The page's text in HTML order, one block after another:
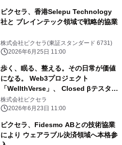
ピクセラ、香港Selepu Technology
社と ブレインテック領域で戦略的協業
株式会社ピクセラ(東証スタンダード 6731)
2026年6月25日 11:00
歩く、眠る、整える。その日常が価値
になる。 Web3プロジェクト
「WellthVerse」、 Closed βテスター
募集を開始
株式会社ピクセラ
2026年6月23日 11:00
ピクセラ、Fidesmo ABとの技術協業
により ウェアラブル決済領域へ本格参